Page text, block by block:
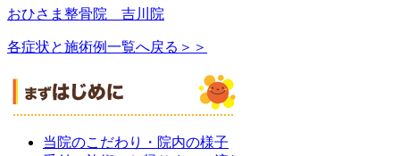
おひさま整骨院 吉川院
各症状と施術例一覧へ戻る＞＞
当院のこだわり・院内の様子